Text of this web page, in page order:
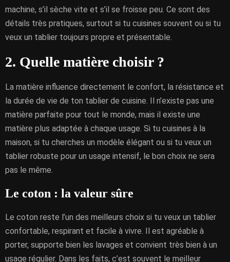
machine, s’il sèche vite et s’il se froisse peu. Ce sont des
détails très pratiques, surtout si tu cuisines souvent ou si tu
veux un tablier toujours propre et présentable.
2. Quelle matière choisir ?
La matière influence directement le confort, la résistance et
la durée de vie de ton tablier de cuisine. Il n’existe pas une
matière parfaite pour tout le monde, mais il existe une
matière plus adaptée à chaque usage. Si tu cuisines à la
maison, si tu cherches un modèle élégant ou si tu veux un
tablier robuste pour un usage intensif, le bon choix ne sera
pas le même.
Le coton : la valeur sûre
Le coton reste l’un des meilleurs choix si tu veux un tablier
confortable, respirant et facile à vivre. Il est agréable à
porter, supporte bien les lavages et convient très bien à un
usage régulier. Dans les faits, c’est souvent le meilleur